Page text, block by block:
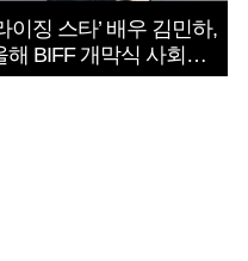
이징 스타’ 배우 김민하,
해 BIFF 개막식 사회자
정